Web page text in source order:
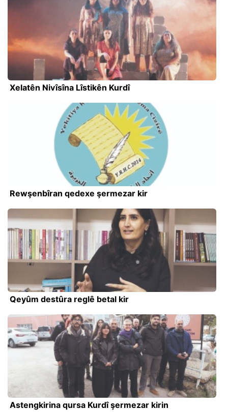
Xelatên Nivîsîna Lîstikên Kurdî
Rewşenbîran qedexe şermezar kir
Qeyûm destûra reglê betal kir
Astengkirina qursa Kurdî şermezar kirin